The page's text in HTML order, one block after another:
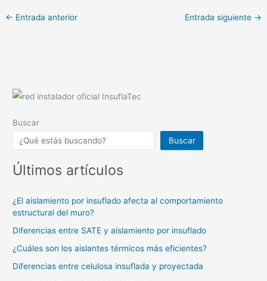
at
p
c
o
k
← Entrada anterior Entrada siguiente →
Buscar
Buscar
Últimos artículos
¿El aislamiento por insuflado afecta al comportamiento
estructural del muro?
Diferencias entre SATE y aislamiento por insuflado
¿Cuáles son los aislantes térmicos más eficientes?
Diferencias entre celulosa insuflada y proyectada